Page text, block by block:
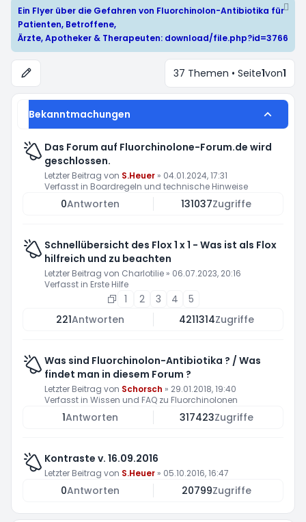
Ein Flyer über die Gefahren von Fluorchinolon-Antibiotika für
Patienten, Betroffene,
Ärzte, Apotheker & Therapeuten: download/file.php?id=3766
37 Themen • Seite1von1
Bekanntmachungen
Das Forum auf Fluorchinolone-Forum.de wird
geschlossen.
Letzter Beitrag von S.Heuer » 04.01.2024, 17:31
Verfasst in Boardregeln und technische Hinweise
0Antworten 131037Zugriffe
Schnellübersicht des Flox 1 x 1 - Was ist als Flox
hilfreich und zu beachten
Letzter Beitrag von Charlotilie » 06.07.2023, 20:16
Verfasst in Erste Hilfe
1 2 3 4
5
221Antworten 4211314Zugriffe
Was sind Fluorchinolon-Antibiotika ? / Was
findet man in diesem Forum ?
Letzter Beitrag von Schorsch » 29.01.2018, 19:40
Verfasst in Wissen und FAQ zu Fluorchinolonen
1Antworten 317423Zugriffe
Kontraste v. 16.09.2016
Letzter Beitrag von S.Heuer » 05.10.2016, 16:47
0Antworten 20799Zugriffe